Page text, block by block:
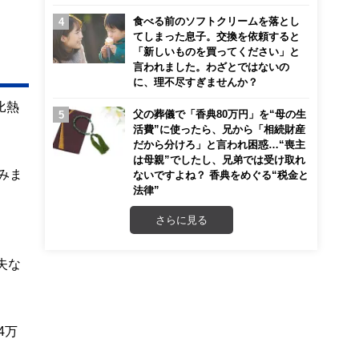
熱
ま
な
万
食べる前のソフトクリームを落とし
てしまった息子。交換を依頼すると
「新しいものを買ってください」と
言われました。わざとではないの
に、理不尽すぎませんか？
父の葬儀で「香典80万円」を“母の生
活費”に使ったら、兄から「相続財産
だから分けろ」と言われ困惑…“喪主
は母親”でしたし、兄弟では受け取れ
ないですよね？ 香典をめぐる“税金と
法律”
さらに見る